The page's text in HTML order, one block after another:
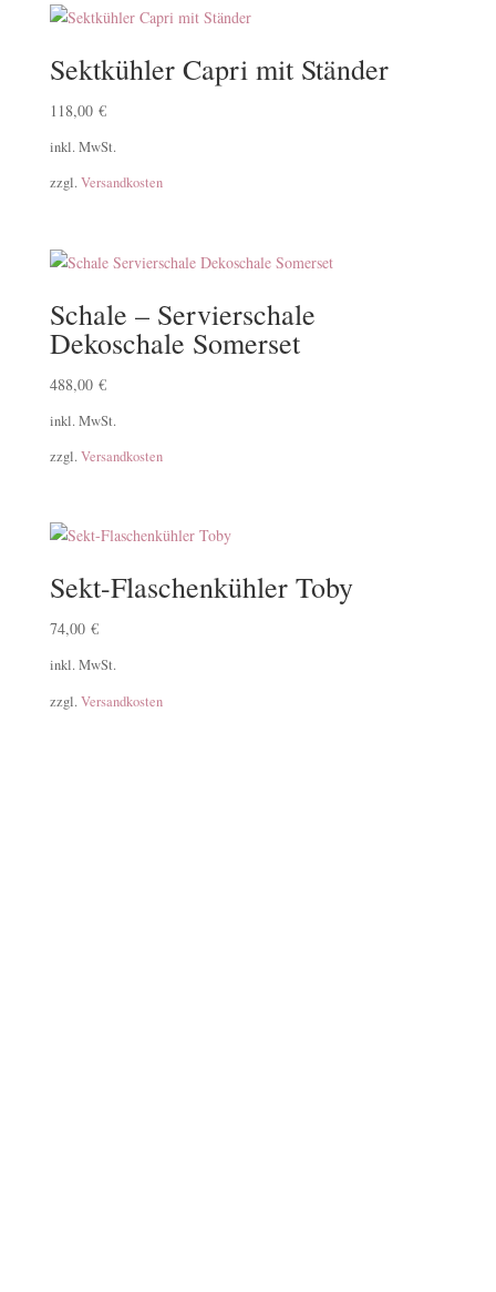
Sektkühler Capri mit Ständer
118,00 €
inkl. MwSt.
zzgl. Versandkosten
Schale – Servierschale
Dekoschale Somerset
488,00 €
inkl. MwSt.
zzgl. Versandkosten
Sekt-Flaschenkühler Toby
74,00 €
inkl. MwSt.
zzgl. Versandkosten